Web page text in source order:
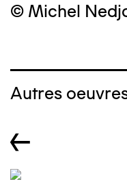
© Michel
Autres
←